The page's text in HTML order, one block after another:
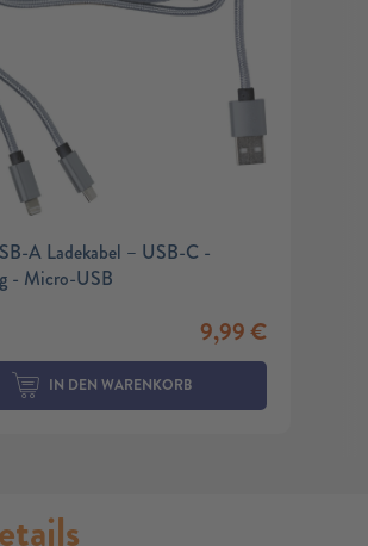
A Ladekabel – USB-C -
- Micro-USB
9,99€
IN DEN WARENKORB